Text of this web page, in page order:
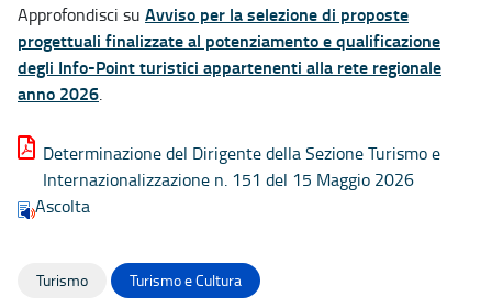
Approfondisci su Avviso per la selezione di proposte
progettuali finalizzate al potenziamento e qualificazione
degli Info-Point turistici appartenenti alla rete regionale
anno 2026.
Determinazione del Dirigente della Sezione Turismo e
Internazionalizzazione n. 151 del 15 Maggio 2026
Ascolta
Turismo
Turismo e Cultura